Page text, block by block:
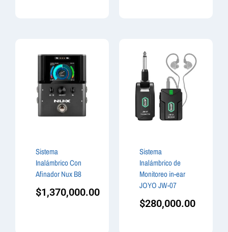
Sistema
Inalámbrico Con
Afinador Nux B8
$1,370,000.00
Sistema
Inalámbrico de
Monitoreo in-ear
JOYO JW-07
$280,000.00